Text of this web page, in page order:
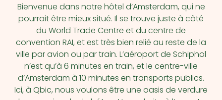
Bienvenue dans notre hôtel d’Amsterdam, qui ne
pourrait être mieux situé. Il se trouve juste à côté
du World Trade Centre et du centre de
convention RAI, et est très bien relié au reste de la
ville par avion ou par train. L’aéroport de Schiphol
n’est qu’à 6 minutes en train, et le centre-ville
d’Amsterdam à 10 minutes en transports publics.
Ici, à Qbic, nous voulons être une oasis de verdure